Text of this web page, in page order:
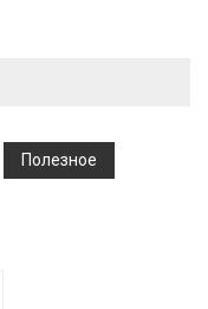
Полезное